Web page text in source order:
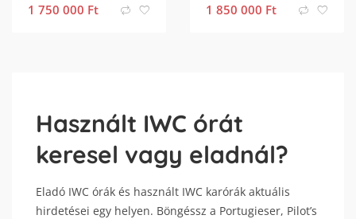
1 750 000 Ft
1 850 000 Ft
Használt IWC órát
keresel vagy eladnál?
Eladó IWC órák és használt IWC karórák aktuális
hirdetései egy helyen. Böngéssz a Portugieser, Pilot’s